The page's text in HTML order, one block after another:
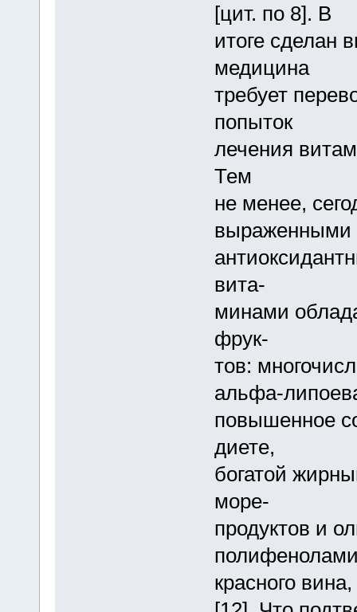
[цит. по 8]. В
итоге сделан
медицина
требует
попыток
лечения
Тем
не менее,
выраженными
вита-
минами
фрук-
тов:
альфа-
повышенное
диете,
богатой
море-
продуктов и
красного